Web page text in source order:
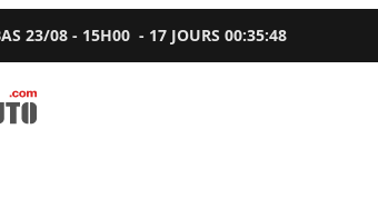
23/08 - 15H00 - 17 JOURS00:35:48